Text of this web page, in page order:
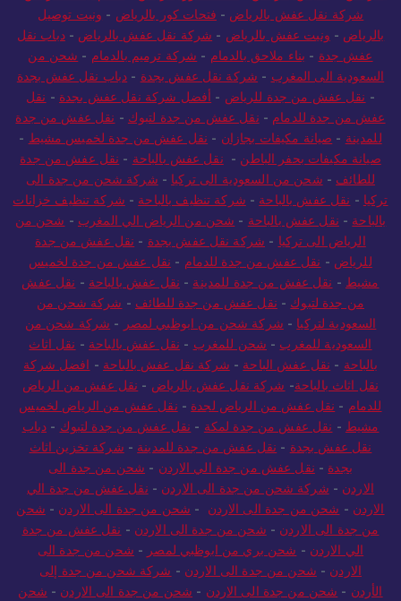
شركة نقل عفش بالرياض - فتحات كور بالرياض - ونيت توصيل
بالرياض - ونيت عفش بالرياض - شركة نقل عفش بالرياض -دباب نقل
عفش جدة - بناء ملاحق بالدمام - شركة ترميم بالدمام - شحن من
السعودية الى المغرب - شركة نقل عفش بجدة - دباب نقل عفش بجدة
- نقل عفش من جدة للرياض - أفضل شركة نقل عفش بجدة - نقل
عفش من جدة للدمام - نقل عفش من جدة لتبوك - نقل عفش من جدة
للمدينة - صيانة مكيفات بجازان - نقل عفش من جدة لخميس مشيط -
صيانة مكيفات بحفر الباطن - نقل عفش بالباحة - نقل عفش من جدة
للطائف - شحن من السعودية الى تركيا - شركة شحن من جدة الى
تركيا - نقل عفش بالباحة - شركة تنظيف بالباحة - شركة تنظيف خزانات
بالباحة - نقل عفش بالباحة - شحن من الرياض الي المغرب - شحن من
الرياض الى تركيا - شركة نقل عفش بجدة - نقل عفش من جدة
للرياض - نقل عفش من جدة للدمام - نقل عفش من جدة لخميس
مشيط - نقل عفش من جدة للمدينة - نقل عفش بالباحة - نقل عفش
من جدة لتبوك - نقل عفش من جدة للطائف - شركة شحن من
السعودية لتركيا - شركة شحن من ابوظبي لمصر - شركة شحن من
السعودية للمغرب - شحن للمغرب - نقل عفش بالباحة - نقل اثاث
بالباحة - نقل عفش الباحة - شركة نقل عفش بالباحة - افضل شركة
نقل اثاث بالباحة- شركة نقل عفش بالرياض - نقل عفش من الرياض
للدمام - نقل عفش من الرياض لجدة - نقل عفش من الرياض لخميس
مشيط - نقل عفش من جدة لمكة - نقل عفش من جدة لتبوك - دباب
نقل عفش بجدة - نقل عفش من جدة للمدينة - شركة تخزين اثاث
بجدة - نقل عفش من جدة الي الاردن - شحن من جدة الى
الاردن - شركة شحن من جدة الى الاردن - نقل عفش من جدة الي
الاردن - شحن من جدة الى الاردن - شحن من جدة الى الاردن - شحن
من جدة الى الاردن - شحن من جدة الى الاردن - نقل عفش من جدة
الي الاردن - شحن بري من ابوظبي لمصر - شحن من جدة الى
الاردن - شحن من جدة الى الاردن - شركة شحن من جدة إلى
الأردن - شحن من جدة الى الاردن - شحن من جدة الى الاردن - شحن